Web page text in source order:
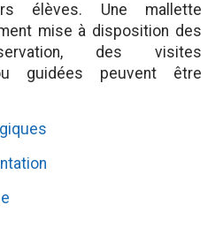
élèves. Une mallette
mise à disposition des
des visites
guidées peuvent être